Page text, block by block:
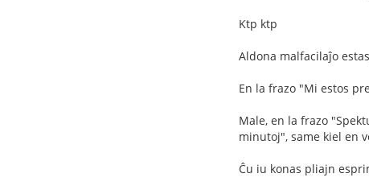
Ktp ktp
Aldona malfacilaĵo
En la frazo "Mi estos
Male, en la frazo
minutoj", same kiel en
Ĉu iu konas pliajn